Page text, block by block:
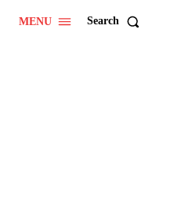
MENU Search